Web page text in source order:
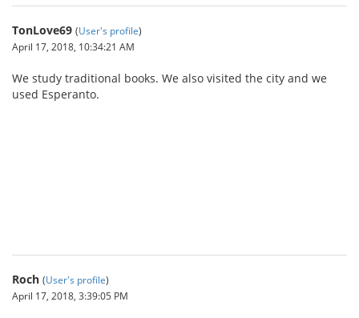
TonLove69 (User's profile)
April 17, 2018, 10:34:21 AM
We study traditional books. We also visited the city and we
used Esperanto.
Roch (User's profile)
April 17, 2018, 3:39:05 PM